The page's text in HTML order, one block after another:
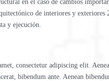
en el caso de cambios
de interiores y exteriores
y ejecución.
consectetur adipiscing elit.
bibendum ante. Aenean